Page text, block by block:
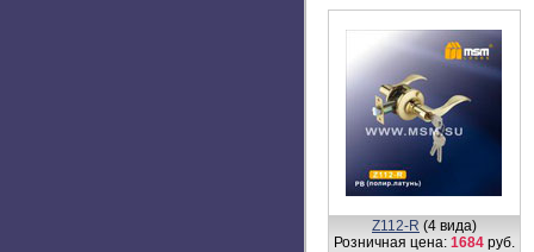
Z112-R (4 вида)
Розничная цена: 1684 руб.